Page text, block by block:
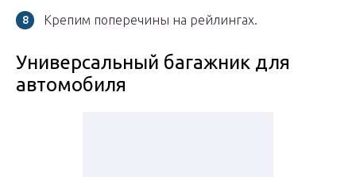
Крепим поперечины на рейлингах.
Универсальный багажник для
автомобиля